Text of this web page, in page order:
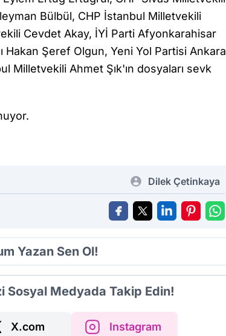
Bülbül, CHP İstanbul Milletvekili
Cevdet Akay, İYİ Parti Afyonkarahisar
Hakan Şeref Olgun, Yeni Yol Partisi Ankara
Milletvekili Ahmet Şık'ın dosyaları sevk
Dilek Çetinkaya
Yazan Sen Ol!
Sosyal Medyada Takip Edin!
X.com Instagram